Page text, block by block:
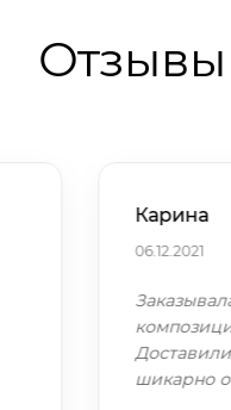
Карина
06.12.2021
шикарно